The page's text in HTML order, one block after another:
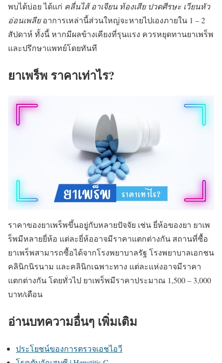
พบได้บ่อย ได้แก่ คลื่นไส้ อาเจียน ท้องเสีย ปวดศีรษะ เวียนหัว
อ่อนเพลียอาการเหล่านี้ส่วนใหญ่จะหายไปเองภายใน 1 – 2
สัปดาห์ ทั้งนี้ หากมีผลข้างเคียงที่รุนแรง ควรหยุดทานยาเพร็พ
และปรึกษาแพทย์โดยทันที
ยาเพร็พ ราคาเท่าไร?
ราคาของยาเพร็พขึ้นอยู่กับหลายปัจจัย เช่น ยี่ห้อของยา ยาเพ
ร็พมีหลายยี่ห้อ แต่ละยี่ห้ออาจมีราคาแตกต่างกัน สถานที่ซื้อ
ยาเพร็พสามารถซื้อได้จากโรงพยาบาลรัฐ โรงพยาบาลเอกชน
คลินิกนิรนาม และคลินิกเฉพาะทาง แต่ละแห่งอาจมีราคา
แตกต่างกัน โดยทั่วไป ยาเพร็พมีราคาประมาณ 1,500 – 3,000
บาท/เดือน
อ่านบทความอื่นๆ เพิ่มเติม
ประโยชน์ของการตรวจเอชไอวี